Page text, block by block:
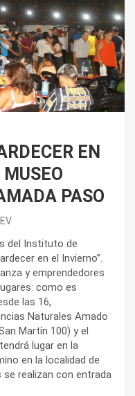
EN
PASO
del Instituto de
en el Invierno”.
y emprendedores
como es
las 16,
Naturales Amado
Martín 100) y el
lugar en la
en la localidad de
se realizan con entrada